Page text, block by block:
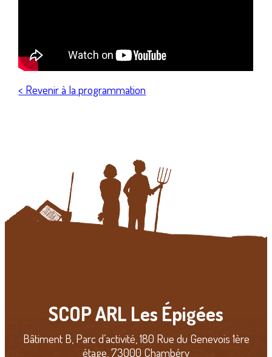
< Revenir à la programmation
SCOP ARL Les Épigées
Bâtiment B, Parc d’activité, 180 Rue du Genevois 1ère
étage, 73000 Chambéry